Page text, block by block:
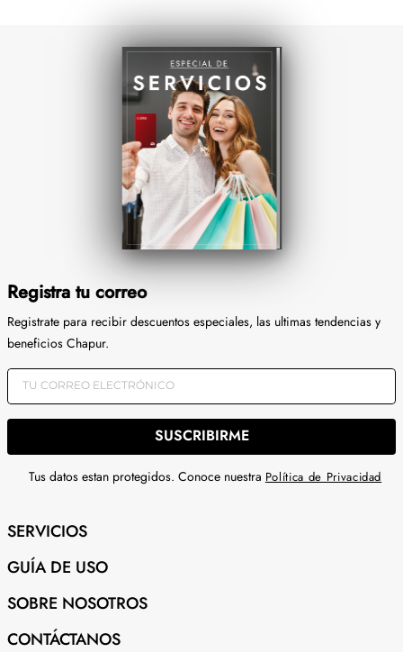
Registra tu correo
Registrate para recibir descuentos especiales, las ultimas tendencias y
beneficios Chapur.
SUSCRIBIRME
Tus datos estan protegidos. Conoce nuestra Política de Privacidad
SERVICIOS
GUÍA DE USO
SOBRE NOSOTROS
CONTÁCTANOS